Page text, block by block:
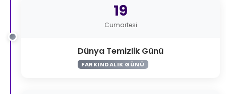
19
Cumartesi
Dünya Temizlik Günü
FARKINDALIK GÜNÜ